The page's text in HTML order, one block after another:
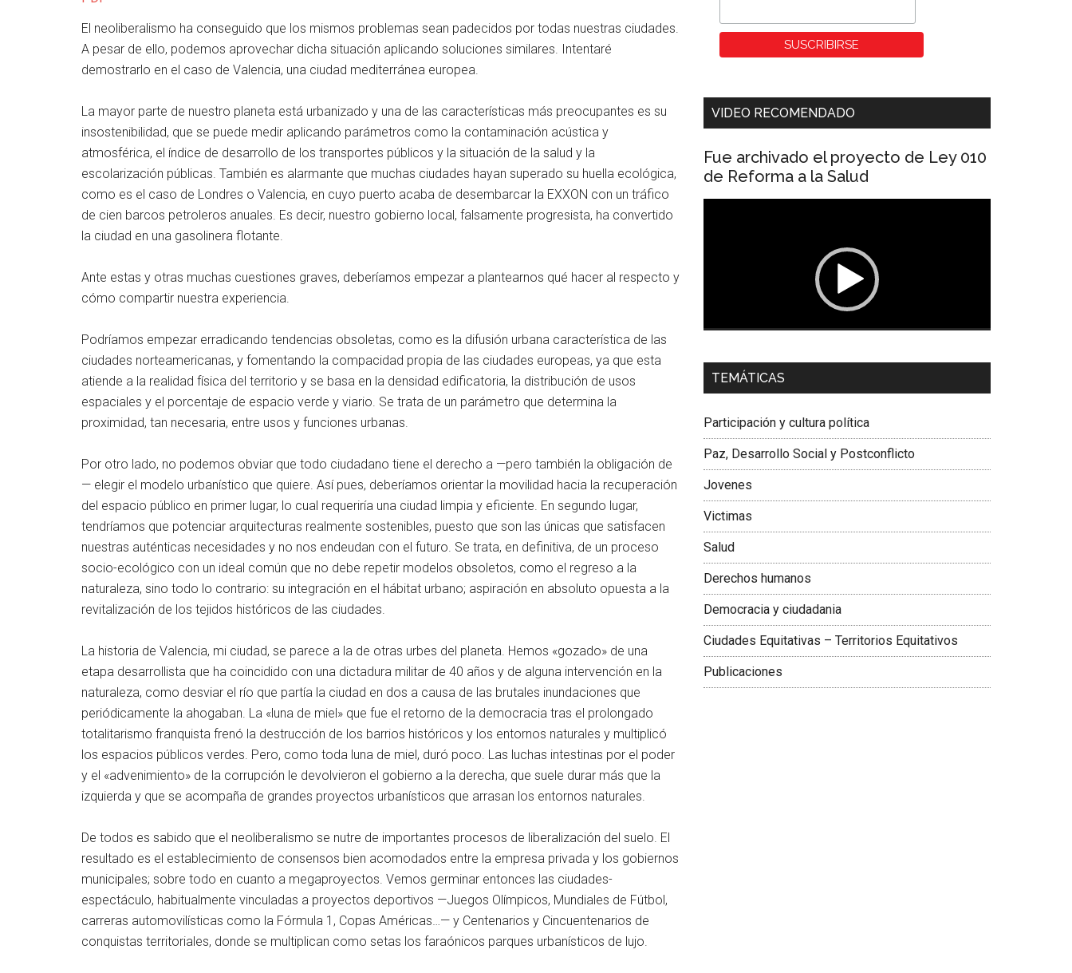
El neoliberalismo ha conseguido que los mismos problemas sean padecidos por todas nuestras ciudades.
A pesar de ello, podemos aprovechar dicha situación aplicando soluciones similares. Intentaré
demostrarlo en el caso de Valencia, una ciudad mediterránea europea.
La mayor parte de nuestro planeta está urbanizado y una de las características más preocupantes es su
insostenibilidad, que se puede medir aplicando parámetros como la contaminación acústica y
atmosférica, el índice de desarrollo de los transportes públicos y la situación de la salud y la
escolarización públicas. También es alarmante que muchas ciudades hayan superado su huella ecológica,
como es el caso de Londres o Valencia, en cuyo puerto acaba de desembarcar la EXXON con un tráfico
de cien barcos petroleros anuales. Es decir, nuestro gobierno local, falsamente progresista, ha convertido
la ciudad en una gasolinera flotante.
Ante estas y otras muchas cuestiones graves, deberíamos empezar a plantearnos qué hacer al respecto y
cómo compartir nuestra experiencia.
Podríamos empezar erradicando tendencias obsoletas, como es la difusión urbana característica de las
ciudades norteamericanas, y fomentando la compacidad propia de las ciudades europeas, ya que esta
atiende a la realidad física del territorio y se basa en la densidad edificatoria, la distribución de usos
espaciales y el porcentaje de espacio verde y viario. Se trata de un parámetro que determina la
proximidad, tan necesaria, entre usos y funciones urbanas.
Por otro lado, no podemos obviar que todo ciudadano tiene el derecho a —pero también la obligación de
— elegir el modelo urbanístico que quiere. Así pues, deberíamos orientar la movilidad hacia la recuperación
del espacio público en primer lugar, lo cual requeriría una ciudad limpia y eficiente. En segundo lugar,
tendríamos que potenciar arquitecturas realmente sostenibles, puesto que son las únicas que satisfacen
nuestras auténticas necesidades y no nos endeudan con el futuro. Se trata, en definitiva, de un proceso
socio-ecológico con un ideal común que no debe repetir modelos obsoletos, como el regreso a la
naturaleza, sino todo lo contrario: su integración en el hábitat urbano; aspiración en absoluto opuesta a la
revitalización de los tejidos históricos de las ciudades.
La historia de Valencia, mi ciudad, se parece a la de otras urbes del planeta. Hemos «gozado» de una
etapa desarrollista que ha coincidido con una dictadura militar de 40 años y de alguna intervención en la
naturaleza, como desviar el río que partía la ciudad en dos a causa de las brutales inundaciones que
periódicamente la ahogaban. La «luna de miel» que fue el retorno de la democracia tras el prolongado
totalitarismo franquista frenó la destrucción de los barrios históricos y los entornos naturales y multiplicó
los espacios públicos verdes. Pero, como toda luna de miel, duró poco. Las luchas intestinas por el poder
y el «advenimiento» de la corrupción le devolvieron el gobierno a la derecha, que suele durar más que la
izquierda y que se acompaña de grandes proyectos urbanísticos que arrasan los entornos naturales.
De todos es sabido que el neoliberalismo se nutre de importantes procesos de liberalización del suelo. El
resultado es el establecimiento de consensos bien acomodados entre la empresa privada y los gobiernos
municipales; sobre todo en cuanto a megaproyectos. Vemos germinar entonces las ciudades-
espectáculo, habitualmente vinculadas a proyectos deportivos —Juegos Olímpicos, Mundiales de Fútbol,
carreras automovilísticas como la Fórmula 1, Copas Américas…— y Centenarios y Cincuentenarios de
conquistas territoriales, donde se multiplican como setas los faraónicos parques urbanísticos de lujo.
VIDEO RECOMENDADO
Fue archivado el proyecto de Ley 010
de Reforma a la Salud
Dra. Carolina Corcho Mejía,
Latinoamericana Sur, Vicepresidenta Federación
TEMÁTICAS
Participación y cultura política
Paz, Desarrollo Social y Postconflicto
Jovenes
Victimas
Salud
Derechos humanos
Democracia y ciudadania
Ciudades Equitativas – Territorios Equitativos
Publicaciones